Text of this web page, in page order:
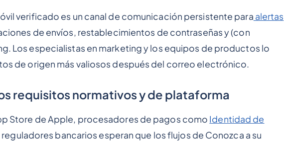
verificado es un canal de comunicación persistente para alertas
de envíos, restablecimientos de contraseñas y (con
Los especialistas en marketing y los equipos de productos lo
de origen más valiosos después del correo electrónico.
requisitos normativos y de plataforma
Store de Apple, procesadores de pagos como Identidad de
reguladores bancarios esperan que los flujos de Conozca a su